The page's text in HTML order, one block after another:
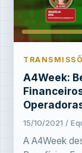
A4Week:
15/10/2021 /
A A4Week